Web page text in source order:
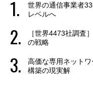
世界の通信事業者
レベルへ
［世界4473社調査
の戦略
高価な専用ネット
構築の現実解